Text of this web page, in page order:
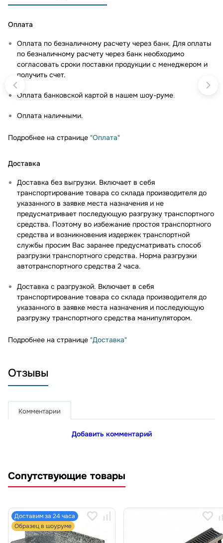
Оплата
Оплата по безналичному расчету через банк. Для оплаты
по безналичному расчету через банк необходимо
согласовать сроки поставки продукции с менеджером и
получить счет.
Оплата банковской картой в нашем шоу-руме.
Оплата наличными.
Подробнее на странице "Оплата"
Доставка
Доставка без выгрузки. Включает в себя
транспортирование товара со склада производителя до
указанного в заявке места назначения и не
предусматривает последующую разгрузку транспортного
средства. Поэтому во избежание простоя транспортного
средства и возникновения издержек транспортной
службы просим Вас заранее предусматривать способ
разгрузки транспортного средства. Норма разгрузки
автотранспортного средства 2 часа.
Доставка с разгрузкой. Включает в себя
транспортирование товара со склада производителя до
указанного в заявке места назначения и последующую
разгрузку транспортного средства манипулятором.
Подробнее на странице "Доставка"
Отзывы
Комментарии
Добавить комментарий
Сопутствующие товары
Доставим за 24 часа
Образец в шоуруме